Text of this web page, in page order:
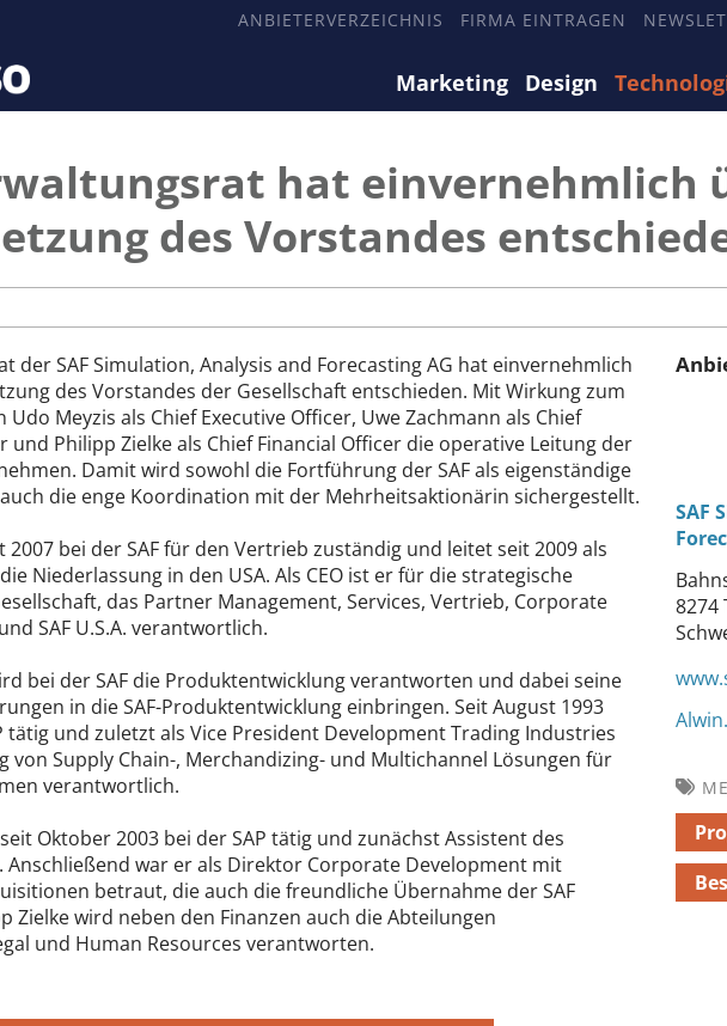
ANBIETERVERZEICHNIS FIRMA EINTRAGEN
Marketing Design
hat einvernehmlich
des Vorstandes
der SAF Simulation, Analysis and Forecasting AG hat einvernehmlich
des Vorstandes der Gesellschaft entschieden. Mit Wirkung zum
Udo Meyzis als Chief Executive Officer, Uwe Zachmann als Chief
und Philipp Zielke als Chief Financial Officer die operative Leitung der
Damit wird sowohl die Fortführung der SAF als eigenständige
die enge Koordination mit der Mehrheitsaktionärin sichergestellt.
2007 bei der SAF für den Vertrieb zuständig und leitet seit 2009 als
Niederlassung in den USA. Als CEO ist er für die strategische
das Partner Management, Services, Vertrieb, Corporate
SAF U.S.A. verantwortlich.
bei der SAF die Produktentwicklung verantworten und dabei seine
in die SAF-Produktentwicklung einbringen. Seit August 1993
tätig und zuletzt als Vice President Development Trading Industries
von Supply Chain-, Merchandizing- und Multichannel Lösungen für
verantwortlich.
Oktober 2003 bei der SAP tätig und zunächst Assistent des
Anschließend war er als Direktor Corporate Development mit
betraut, die auch die freundliche Übernahme der SAF
Zielke wird neben den Finanzen auch die Abteilungen
und Human Resources verantworten.
SAF
8274